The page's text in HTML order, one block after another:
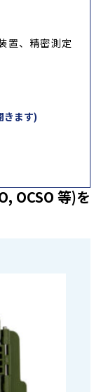
置、精密測定
きます)
OCSO 等)を